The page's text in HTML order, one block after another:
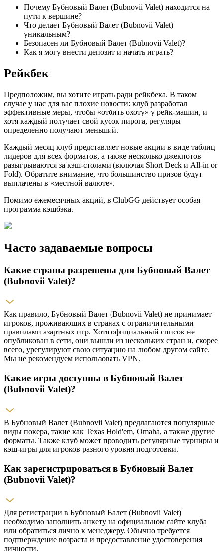
Почему Бубновый Валет (Bubnovii Valet) находится на
пути к вершине?
Что делает Бубновый Валет (Bubnovii Valet)
уникальным?
Безопасен ли Бубновый Валет (Bubnovii Valet)?
Как я могу внести депозит и начать играть?
Рейкбек
Предположим, вы хотите играть ради рейкбека. В таком
случае у нас для вас плохие новости: клуб разработал
эффективные меры, чтобы «отбить охоту» у рейк-машин, и
хотя каждый получает свой кусок пирога, регуляры
определенно получают меньший.
Каждый месяц клуб представляет новые акции в виде таблиц
лидеров для всех форматов, а также несколько джекпотов
разыгрываются за кэш-столами (включая Short Deck и All-in or
Fold). Обратите внимание, что большинство призов будут
выплачены в «местной валюте».
Помимо ежемесячных акций, в ClubGG действует особая
программа кэшбэка.
Часто задаваемые вопросы
Какие страны разрешены для Бубновый Валет
(Bubnovii Valet)?
Как правило, Бубновый Валет (Bubnovii Valet) не принимает
игроков, проживающих в странах с ограничительными
правилами азартных игр. Хотя официальный список не
опубликован в сети, они вышли из нескольких стран и, скорее
всего, урегулируют свою ситуацию на любом другом сайте.
Мы не рекомендуем использовать VPN.
Какие игры доступны в Бубновый Валет
(Bubnovii Valet)?
В Бубновый Валет (Bubnovii Valet) предлагаются популярные
виды покера, такие как Texas Hold'em, Omaha, а также другие
форматы. Также клуб может проводить регулярные турниры и
кэш-игры для игроков разного уровня подготовки.
Как зарегистрироваться в Бубновый Валет
(Bubnovii Valet)?
Для регистрации в Бубновый Валет (Bubnovii Valet)
необходимо заполнить анкету на официальном сайте клуба
или обратиться лично к менеджеру. Обычно требуется
подтверждение возраста и предоставление удостоверения
личности.